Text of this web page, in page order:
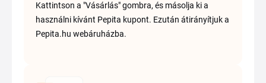
Kattintson a "Vásárlás" gombra, és másolja ki a
használni kívánt Pepita kupont. Ezután átirányítjuk a
Pepita.hu webáruházba.